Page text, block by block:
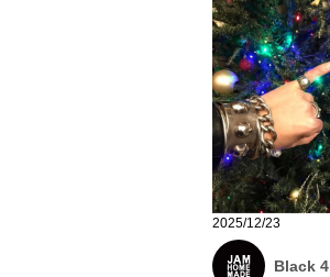
2025/12/23
Black 4